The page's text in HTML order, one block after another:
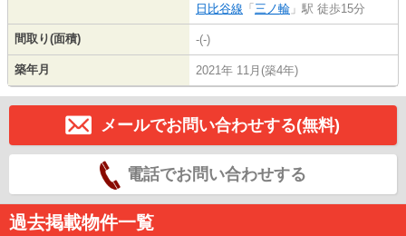
日比谷線 「 三ノ輪 」駅 徒歩15分
間取り(面積) -(-)
築年月 2021年 11月(築4年)
メールでお問い合わせする(無料)
電話でお問い合わせする
過去掲載物件一覧